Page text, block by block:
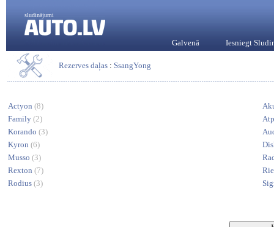
sludinājumi
Galvenā Iesniegt
Rezerves daļas : SsangYong
Actyon (8)
Family (2)
Korando (3)
Kyron (6)
Musso (3)
Rexton (7)
Rodius (3)